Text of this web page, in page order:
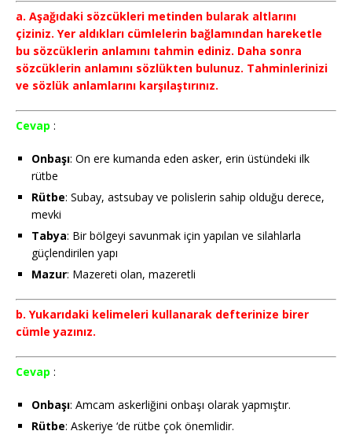
a. Aşağıdaki sözcükleri metinden bularak altlarını
çiziniz. Yer aldıkları cümlelerin bağlamından hareketle
bu sözcüklerin anlamını tahmin ediniz. Daha sonra
sözcüklerin anlamını sözlükten bulunuz. Tahminlerinizi
ve sözlük anlamlarını karşılaştırınız.
Cevap :
Onbaşı: On ere kumanda eden asker, erin üstündeki ilk
rütbe
Rütbe: Subay, astsubay ve polislerin sahip olduğu derece,
mevki
Tabya: Bir bölgeyi savunmak için yapılan ve silahlarla
güçlendirilen yapı
Mazur: Mazereti olan, mazeretli
b. Yukarıdaki kelimeleri kullanarak defterinize birer
cümle yazınız.
Cevap :
Onbaşı: Amcam askerliğini onbaşı olarak yapmıştır.
Rütbe: Askeriye ‘de rütbe çok önemlidir.